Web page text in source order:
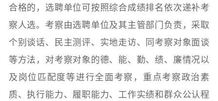
合格的，选聘单位可按照综合成绩排名依次递补考
察人选。考察由选聘单位及其主管部门负责，采取
个别谈话、民主测评、实地走访、同考察对象面谈
等方法，对考察对象的德、能、勤、绩、廉情况以
及岗位匹配度等进行全面考察，重点考察政治素
质、执行能力、履职能力、工作实绩和群众公认程